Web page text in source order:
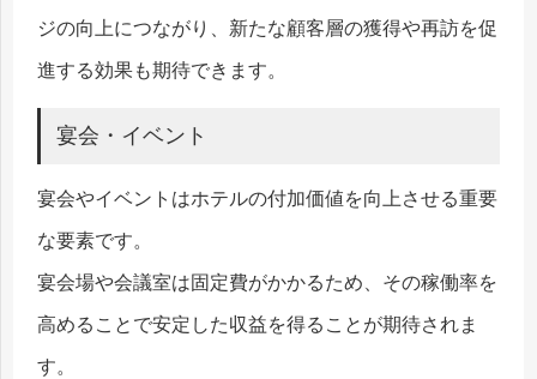
ジの向上につながり、新たな顧客層の獲得や再訪を促
進する効果も期待できます。
宴会・イベント
宴会やイベントはホテルの付加価値を向上させる重要
な要素です。
宴会場や会議室は固定費がかかるため、その稼働率を
高めることで安定した収益を得ることが期待されま
す。